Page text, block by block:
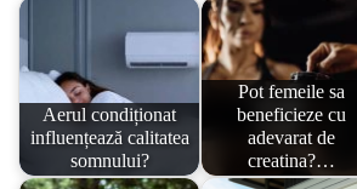
Aerul condiționat
influențează calitatea
somnului?
Pot femeile sa
beneficieze cu
adevarat de
creatina?…